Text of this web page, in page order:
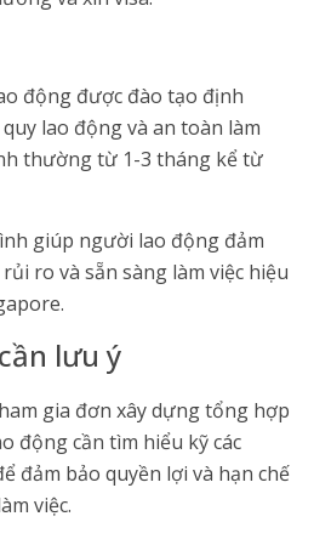
động được đào tạo định
lao động và an toàn làm
thường từ 1-3 tháng kể từ
giúp người lao động đảm
ro và sẵn sàng làm việc hiệu
lưu ý
gia đơn xây dựng tổng hợp
động cần tìm hiểu kỹ các
đảm bảo quyền lợi và hạn chế
việc.